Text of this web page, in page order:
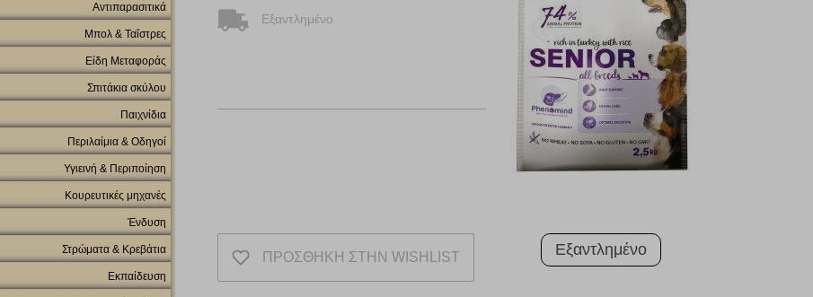
Αντιπαρασιτικά
Μπολ & Ταΐστρες
Είδη Μεταφοράς
Σπιτάκια σκύλου
Παιχνίδια
Περιλαίμια & Οδηγοί
Υγιεινή & Περιποίηση
Κουρευτικές μηχανές
Ένδυση
Στρώματα & Κρεβάτια
Εκπαίδευση
Εξαντλημένο
ΠΡΟΣΘΗΚΗ ΣΤΗΝ WISHLIST Εξαντλημένο